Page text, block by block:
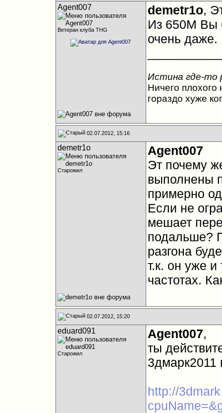
Agent007
Ветеран клуба THG
demetr1o,
Из 650М Вы
очень даже.
Истина где-то
Ничего плохого
гораздо хуже
02.07.2012, 15:16
demetr1o
Старожил
Agent007
Эт почему
выполнены
примерно
Если не
мешает
подальше?
разгона
т.к. он уже
частотах.
02.07.2012, 15:20
eduard091
Старожил
Agent007,
ты
3дмарк2011
http://